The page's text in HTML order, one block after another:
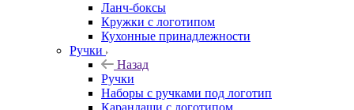
Ланч-боксы
Кружки с логотипом
Кухонные принадлежности
Ручки
Назад
Ручки
Наборы с ручками под логотип
Карандаши с логотипом